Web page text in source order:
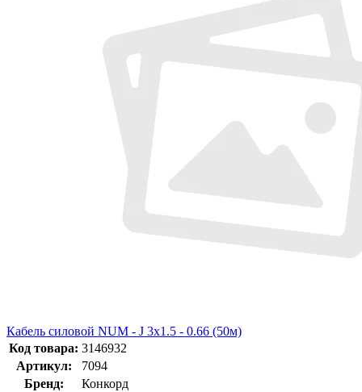
Кабель силовой NUM - J 3х1.5 - 0.66 (50м)
Код товара: 3146932
Артикул:
7094
Бренд:
Конкорд